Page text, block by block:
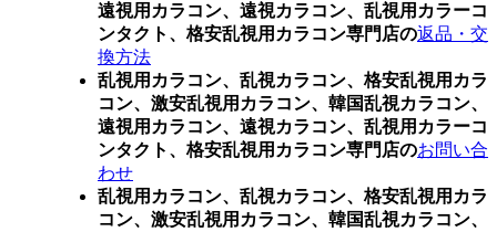
遠視用カラコン、遠視カラコン、乱視用カラーコ
ンタクト、格安乱視用カラコン専門店の返品・交
換方法
乱視用カラコン、乱視カラコン、格安乱視用カラ
コン、激安乱視用カラコン、韓国乱視カラコン、
遠視用カラコン、遠視カラコン、乱視用カラーコ
ンタクト、格安乱視用カラコン専門店のお問い合
わせ
乱視用カラコン、乱視カラコン、格安乱視用カラ
コン、激安乱視用カラコン、韓国乱視カラコン、